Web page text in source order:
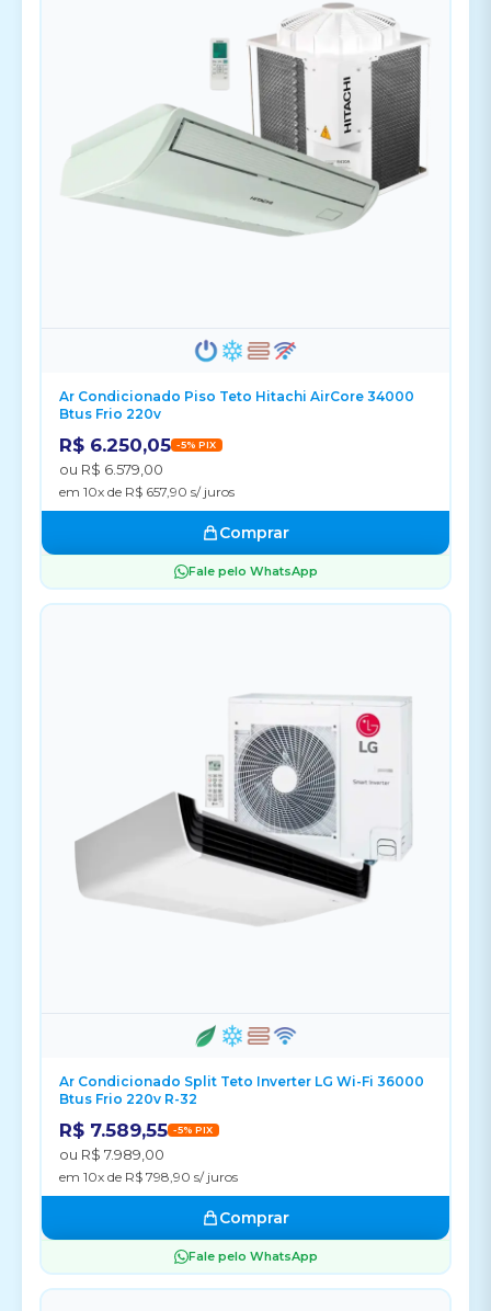
Ar Condicionado Piso Teto Hitachi AirCore 34000
Btus Frio 220v
R$ 6.250,05 -5% PIX
ou R$ 6.579,00
em 10x de R$ 657,90 s/ juros
Comprar
Fale pelo WhatsApp
Ar Condicionado Split Teto Inverter LG Wi-Fi 36000
Btus Frio 220v R-32
R$ 7.589,55 -5% PIX
ou R$ 7.989,00
em 10x de R$ 798,90 s/ juros
Comprar
Fale pelo WhatsApp